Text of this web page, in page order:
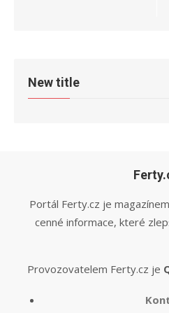
New title
Portál Ferty.cz je
cenné informace, které
Provozovatelem Ferty.cz je